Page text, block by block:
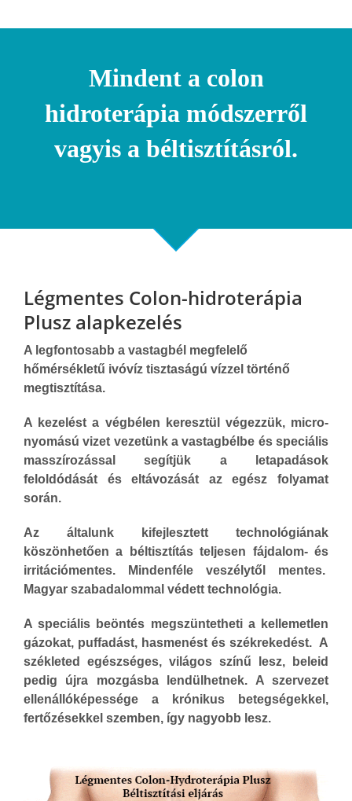
Mindent a colon
hidroterápia módszerről
vagyis a béltisztításról.
Légmentes Colon-hidroterápia
Plusz alapkezelés
A legfontosabb a vastagbél megfelelő
hőmérsékletű ivóvíz tisztaságú vízzel történő
megtisztítása.
A kezelést a végbélen keresztül végezzük, micro-
nyomású vizet vezetünk a vastagbélbe és speciális
masszírozással segítjük a letapadások
feloldódását és eltávozását az egész folyamat
során.
Az általunk kifejlesztett technológiának
köszönhetően a béltisztítás teljesen fájdalom- és
irritációmentes. Mindenféle veszélytől mentes.
Magyar szabadalommal védett technológia.
A speciális beöntés megszüntetheti a kellemetlen
gázokat, puffadást, hasmenést és székrekedést. A
székleted egészséges, világos színű lesz, beleid
pedig újra mozgásba lendülhetnek. A szervezet
ellenállóképessége a krónikus betegségekkel,
fertőzésekkel szemben, így nagyobb lesz.